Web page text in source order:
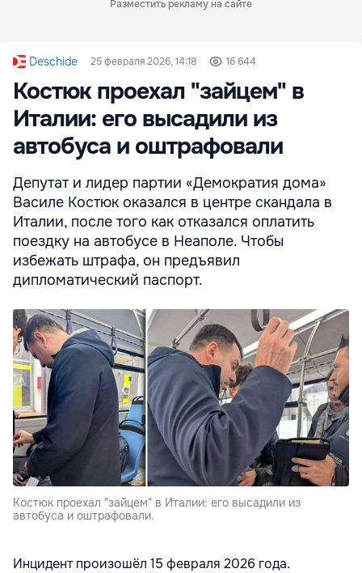
Разместить рекламу на сайте
Deschide 25 февраля 2026, 14:18 16 644
Костюк проехал "зайцем" в
Италии: его высадили из
автобуса и оштрафовали
Депутат и лидер партии «Демократия дома»
Василе Костюк оказался в центре скандала в
Италии, после того как отказался оплатить
поездку на автобусе в Неаполе. Чтобы
избежать штрафа, он предъявил
дипломатический паспорт.
Костюк проехал "зайцем" в Италии: его высадили из
автобуса и оштрафовали.
Инцидент произошёл 15 февраля 2026 года.